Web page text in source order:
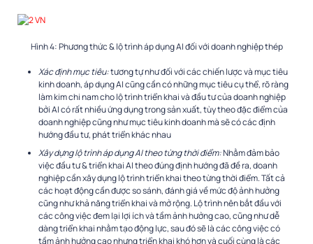
Hình 4: Phương thức & lộ trình áp dụng AI đối với doanh nghiệp thép
Xác định mục tiêu:tương tự như đối với các chiến lược và mục tiêu
kinh doanh, áp dụng AI cũng cần có những mục tiêu cụ thể, rõ ràng
làm kim chi nam cho lộ trình triển khai và đầu tư của doanh nghiệp
bởi AI có rất nhiều ứng dụng trong sản xuất, tùy theo đặc điểm của
doanh nghiệp cũng như mục tiêu kinh doanh mà sẽ có các định
hướng đầu tư, phát triển khác nhau
Xây dựng lộ trình áp dụng AI theo từng thời điểm:Nhằm đảm bảo
việc đầu tư & triển khai AI theo đúng định hướng đã đề ra, doanh
nghiệp cần xây dụng lộ trình triển khai theo từng thời điểm. Tất cả
các hoạt động cần được so sánh, đánh giá về mức độ ảnh hưởng
cũng như khả năng triển khai và mở rộng. Lộ trình nên bắt đầu với
các công việc đem lại lợi ích và tầm ảnh hưởng cao, cũng như dễ
dàng triển khai nhằm tạo động lực, sau đó sẽ là các công việc có
tầm ảnh hưởng cao nhưng triển khai khó hơn và cuối cùng là các